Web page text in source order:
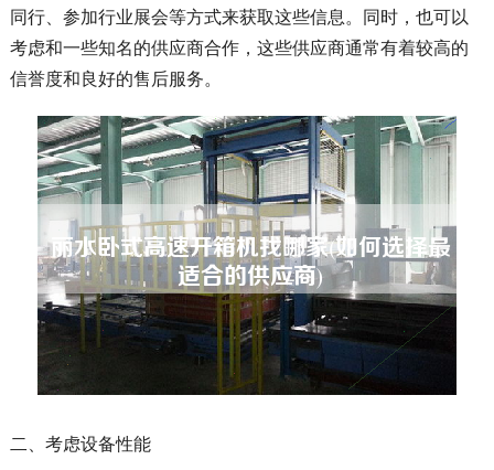
同行、参加行业展会等方式来获取这些信息。同时，也可以
考虑和一些知名的供应商合作，这些供应商通常有着较高的
信誉度和良好的售后服务。
二、考虑设备性能